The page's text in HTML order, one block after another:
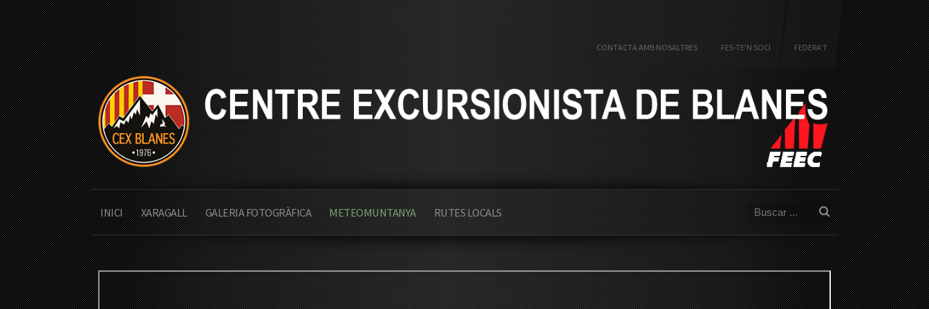
CONTACTA AMB NOSALTRES FES-TE'N SOCI FEDERA'T
INICI XARAGALL GALERIA FOTOGRÀFICA METEOMUNTANYA RUTES LOCALS